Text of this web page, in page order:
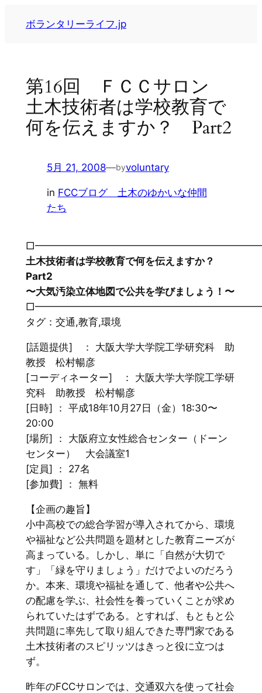
ボランタリーライフ.jp
第16回 ＦＣＣサロン
土木技術者は学校教育で
何を伝えますか？ Part2
5月 21, 2008—byvoluntary
in FCCブログ 土木のゆかいな仲間
たち
土木技術者は学校教育で何を伝えますか？
Part2
〜大気汚染立体地図で公共を学びましょう！〜
タグ：交通,教育,環境
[話題提供] ： 大阪大学大学院工学研究科 助
教授 松村暢彦
[コーディネーター] ： 大阪大学大学院工学研
究科 助教授 松村暢彦
[日時] ： 平成18年10月27日（金）18:30〜
20:00
[場所] ： 大阪府立女性総合センター（ドーン
センター） 大会議室1
[定員] ： 27名
[参加費] ： 無料
【企画の趣旨】
小中高校での総合学習が導入されてから、環境
や福祉など公共問題を題材とした教育ニーズが
高まっている。しかし、単に「自然が大切で
す」「緑を守りましょう」だけでよいのだろう
か。本来、環境や福祉を通して、他者や公共へ
の配慮を学ぶ、社会性を養っていくことが求め
られていたはずである。とすれば、もともと公
共問題に率先して取り組んできた専門家である
土木技術者のスピリッツはきっと役に立つは
ず。
昨年のFCCサロンでは、交通双六を使って社会